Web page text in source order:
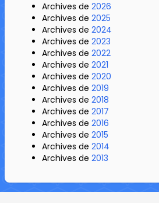
Archives de 2026
Archives de 2025
Archives de 2024
Archives de 2023
Archives de 2022
Archives de 2021
Archives de 2020
Archives de 2019
Archives de 2018
Archives de 2017
Archives de 2016
Archives de 2015
Archives de 2014
Archives de 2013